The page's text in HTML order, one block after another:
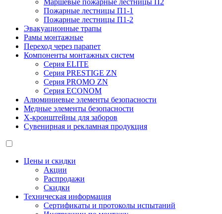
Маршевые пожарные лестницы П2
Пожарные лестницы П1-1
Пожарные лестницы П1-2
Эвакуационные трапы
Рамы монтажные
Переход через парапет
Компоненты монтажных систем
Серия ELITE
Серия PRESTIGE ZN
Серия PROMO ZN
Серия ECONOM
Алюминиевые элементы безопасности
Медные элементы безопасности
X-кронштейны для заборов
Сувенирная и рекламная продукция
Цены и скидки
Акции
Распродажи
Скидки
Техническая информация
Сертификаты и протоколы испытаний